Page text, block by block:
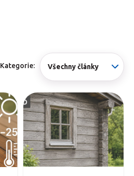
Kategorie: Všechny články